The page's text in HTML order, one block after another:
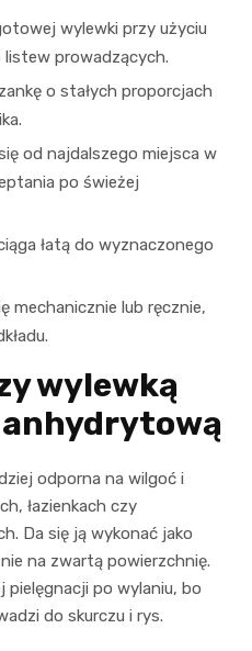
wylewki przy użyciu
listew prowadzących.
o stałych proporcjach
od najdalszego miejsca w
po świeżej
łatą do wyznaczonego
mechanicznie lub ręcznie,
wylewką
odporna na wilgoć i
łazienkach czy
Da się ją wykonać jako
na zwartą powierzchnię.
pielęgnacji po wylaniu, bo
do skurczu i rys.